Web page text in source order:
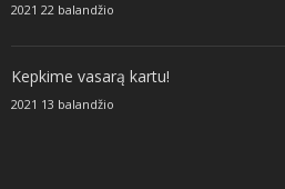
2021 22 balandžio
Kepkime vasarą kartu!
2021 13 balandžio